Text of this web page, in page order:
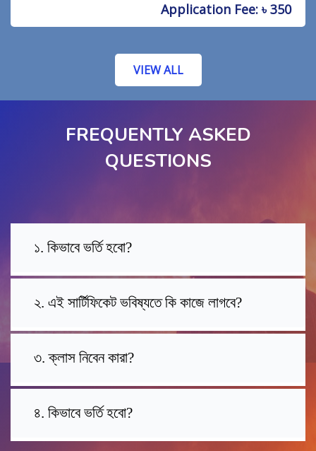
Application Fee: ৳ 350
VIEW ALL
FREQUENTLY ASKED
QUESTIONS
১. কিভাবে ভর্তি হবো?
২. এই সার্টিফিকেট ভবিষ্যতে কি কাজে লাগবে?
৩. ক্লাস নিবেন কারা?
৪. কিভাবে ভর্তি হবো?